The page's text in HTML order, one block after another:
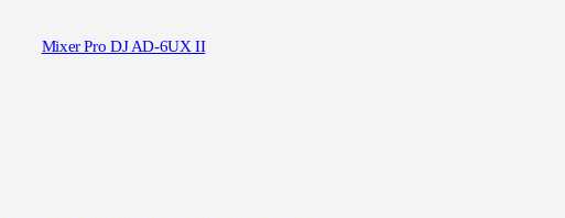
Mixer Pro DJ AD-6UX II